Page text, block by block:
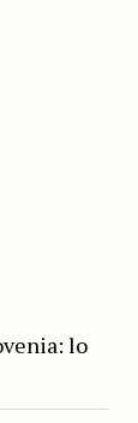
lo